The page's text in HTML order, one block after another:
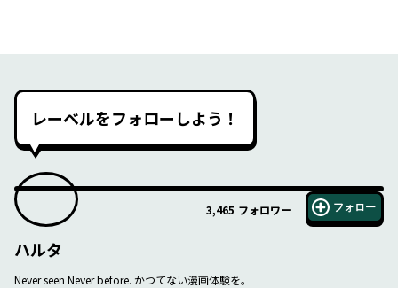
レーベルをフォローしよう！
3,465 フォロワー フォロー
ハルタ
Never seen Never before. かつてない漫画体験を。